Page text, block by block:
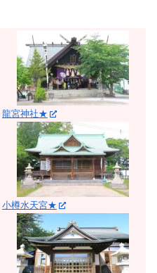
龍宮神社★
小樽水天宮★